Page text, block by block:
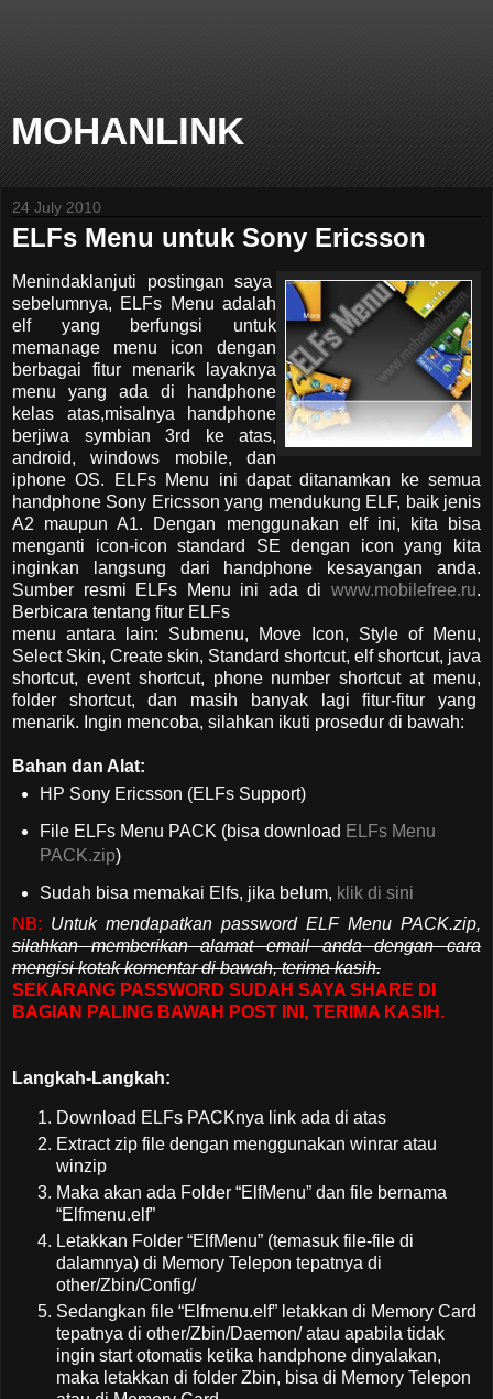
MOHANLINK
24 July 2010
ELFs Menu untuk Sony Ericsson
Menindaklanjuti postingan saya
sebelumnya, ELFs Menu adalah
elf yang berfungsi untuk
memanage menu icon dengan
berbagai fitur menarik layaknya
menu yang ada di handphone
kelas atas,misalnya handphone
berjiwa symbian 3rd ke atas,
android, windows mobile, dan
iphone OS. ELFs Menu ini dapat ditanamkan ke semua
handphone Sony Ericsson yang mendukung ELF, baik jenis
A2 maupun A1. Dengan menggunakan elf ini, kita bisa
menganti icon-icon standard SE dengan icon yang kita
inginkan langsung dari handphone kesayangan anda.
Sumber resmi ELFs Menu ini ada di www.mobilefree.ru.
Berbicara tentang fitur ELFs
menu antara lain: Submenu, Move Icon, Style of Menu,
Select Skin, Create skin, Standard shortcut, elf shortcut, java
shortcut, event shortcut, phone number shortcut at menu,
folder shortcut, dan masih banyak lagi fitur-fitur yang
menarik. Ingin mencoba, silahkan ikuti prosedur di bawah:
Bahan dan Alat:
HP Sony Ericsson (ELFs Support)
File ELFs Menu PACK (bisa download ELFs Menu
PACK.zip)
Sudah bisa memakai Elfs, jika belum, klik di sini
NB: Untuk mendapatkan password ELF Menu PACK.zip,
silahkan memberikan alamat email anda dengan cara
mengisi kotak komentar di bawah, terima kasih.
SEKARANG PASSWORD SUDAH SAYA SHARE DI
BAGIAN PALING BAWAH POST INI, TERIMA KASIH.
Langkah-Langkah:
Download ELFs PACKnya link ada di atas
Extract zip file dengan menggunakan winrar atau
winzip
Maka akan ada Folder “ElfMenu” dan file bernama
“Elfmenu.elf”
Letakkan Folder “ElfMenu” (temasuk file-file di
dalamnya) di Memory Telepon tepatnya di
other/Zbin/Config/
Sedangkan file “Elfmenu.elf” letakkan di Memory Card
tepatnya di other/Zbin/Daemon/ atau apabila tidak
ingin start otomatis ketika handphone dinyalakan,
maka letakkan di folder Zbin, bisa di Memory Telepon